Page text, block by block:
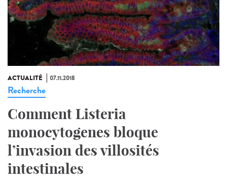
ACTUALITÉ 07.11.2018
Recherche
Comment Listeria
monocytogenes bloque
l’invasion des villosités
intestinales